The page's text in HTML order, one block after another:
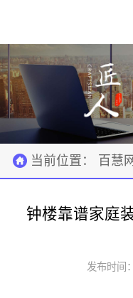
当前位置： 百慧网
钟楼靠谱家庭
发布时间